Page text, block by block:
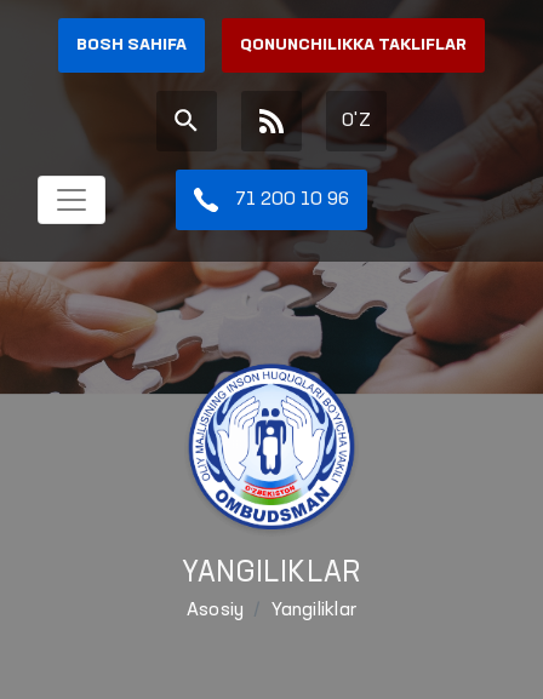
BOSH SAHIFA QONUNCHILIKKA TAKLIFLAR
O'Z
71 200 10 96
YANGILIKLAR
Asosiy Yangiliklar